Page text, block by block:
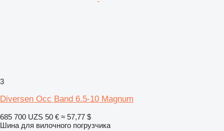
3
Diversen Occ Band 6.5-10 Magnum
685 700 UZS 50 € ≈ 57,77 $
Шина для вилочного погрузчика